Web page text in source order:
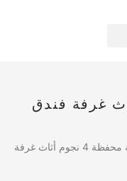
نجوم أثاث غرفة فندق
/ تحية محفظة 4 نجوم أثاث غرفة